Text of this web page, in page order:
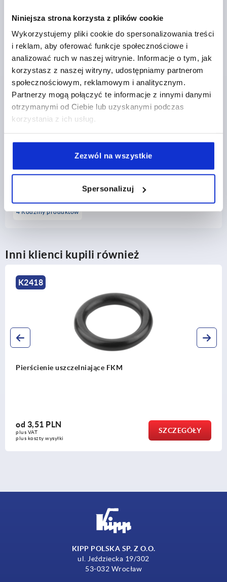
Niniejsza strona korzysta z plików cookie
Wykorzystujemy pliki cookie do spersonalizowania treści
i reklam, aby oferować funkcje społecznościowe i
analizować ruch w naszej witrynie. Informacje o tym, jak
korzystasz z naszej witryny, udostępniamy partnerom
społecznościowym, reklamowym i analitycznym.
Partnerzy mogą połączyć te informacje z innymi danymi
otrzymanymi od Ciebie lub uzyskanymi podczas
korzystania z ich usług.
Zezwól na wszystkie
Spersonalizuj
Napinacz łańcuchowy
4 Rodziny produktów
Inni klienci kupili również
K2418
Pierścienie uszczelniające FKM
od 3,51 PLN
plus VAT
plus koszty wysyłki
SZCZEGÓŁY
KIPP POLSKA SP. Z O.O.
ul. Jeździecka 19/302
53-032 Wrocław